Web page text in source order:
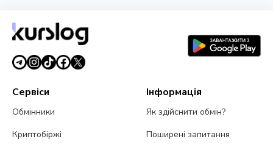
31 липня 2026 р.5 хв читання
Сервіси
Обмінники
Криптобіржі
Інформація
Як здійснити обмін?
Поширені запитання